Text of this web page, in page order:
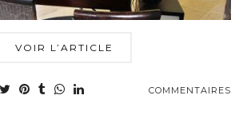
VOIR L’ARTICLE
COMMENTAIRES